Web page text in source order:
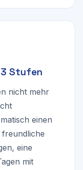
Stufen
nicht mehr
einen
eine
mit